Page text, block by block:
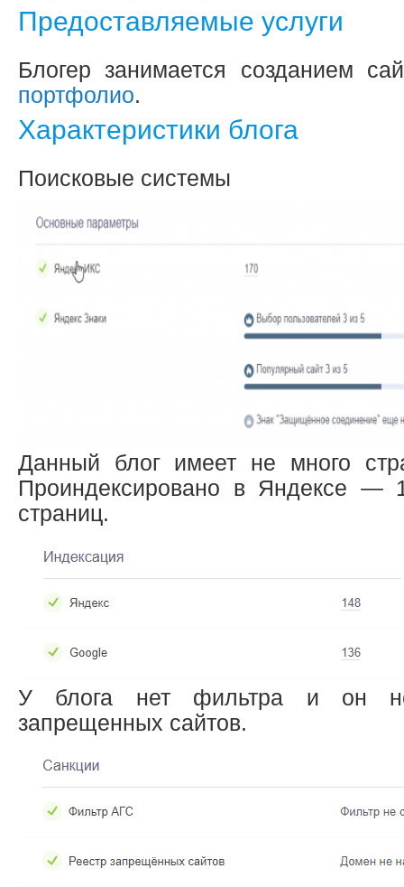
Предоставляемые услуги
Блогер занимается созданием
портфолио.
Характеристики блога
Поисковые системы
Данный блог имеет не много
Проиндексировано в Яндексе
страниц.
У блога нет фильтра и он
запрещенных сайтов.